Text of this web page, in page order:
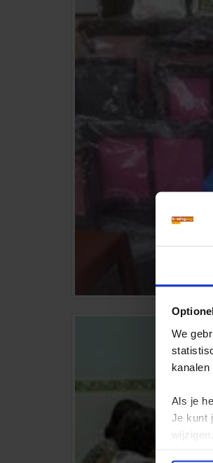
We
kanalen
Als je
Je kunt
wijzigen.